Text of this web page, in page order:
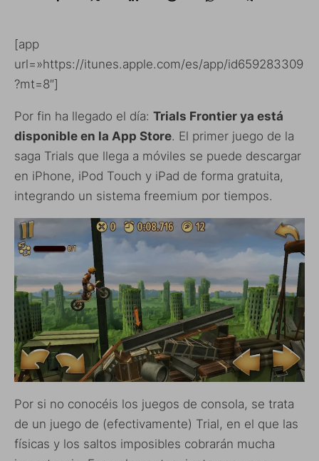
[app
url=»https://itunes.apple.com/es/app/id659283309
?mt=8″]
Por fin ha llegado el día: Trials Frontier ya está
disponible en la App Store. El primer juego de la
saga Trials que llega a móviles se puede descargar
en iPhone, iPod Touch y iPad de forma gratuita,
integrando un sistema freemium por tiempos.
Por si no conocéis los juegos de consola, se trata
de un juego de (efectivamente) Trial, en el que las
físicas y los saltos imposibles cobrarán mucha